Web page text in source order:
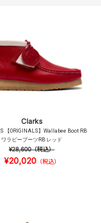
Clarks
【ORIGINALS】Wallabee Boot RB
ワラビーブーツRB レッド
¥28,600（税込）
¥20,020（税込）